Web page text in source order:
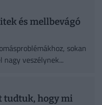
és mellbevágó
sokan
veszélynek...
tudtuk, hogy mi